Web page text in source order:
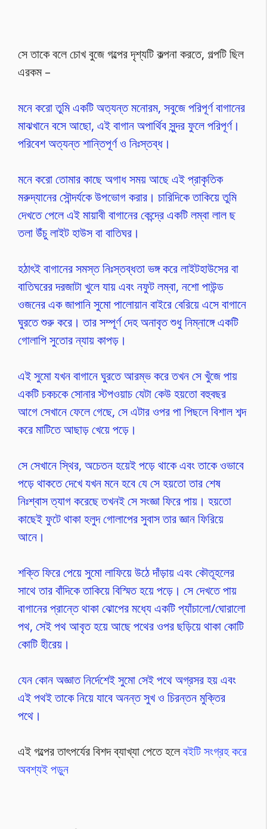
সে তাকে বলে চোখ বুজে গল্পের দৃশ্যটি কল্পনা করতে, গল্পটি ছিল
এরকম –
মনে করো তুমি একটি অত্যন্ত মনোরম, সবুজে পরিপূর্ণ বাগানের
মাঝখানে বসে আছো, এই বাগান অপার্থিব সুন্দর ফুলে পরিপূর্ণ।
পরিবেশ অত্যন্ত শান্তিপূর্ণ ও নিঃস্তব্ধ।
মনে করো তোমার কাছে অগাধ সময় আছে এই প্রাকৃতিক
মরুদ্যানের সৌন্দর্যকে উপভোগ করার। চারিদিকে তাকিয়ে তুমি
দেখতে পেলে এই মায়াবী বাগানের কেন্দ্রে একটি লম্বা লাল ছ
তলা উঁচু লাইট হাউস বা বাতিঘর।
হঠাৎই বাগানের সমস্ত নিঃস্তব্ধতা ভঙ্গ করে লাইটহাউসের বা
বাতিঘরের দরজাটা খুলে যায় এবং নফুট লম্বা, নশো পাউন্ড
ওজনের এক জাপানি সুমো পালোয়ান বাইরে বেরিয়ে এসে বাগানে
ঘুরতে শুরু করে। তার সম্পূর্ণ দেহ অনাবৃত শুধু নিম্নাঙ্গে একটি
গোলাপি সুতোর ন্যায় কাপড়।
এই সুমো যখন বাগানে ঘুরতে আরম্ভ করে তখন সে খুঁজে পায়
একটি চকচকে সোনার স্টপওয়াচ যেটা কেউ হয়তো বহুবছর
আগে সেখানে ফেলে গেছে, সে এটার ওপর পা পিছলে বিশাল শব্দ
করে মাটিতে আছাড় খেয়ে পড়ে।
সে সেখানে স্থির, অচেতন হয়েই পড়ে থাকে এবং তাকে ওভাবে
পড়ে থাকতে দেখে যখন মনে হবে যে সে হয়তো তার শেষ
নিঃশ্বাস ত্যাগ করেছে তখনই সে সংজ্ঞা ফিরে পায়। হয়তো
কাছেই ফুটে থাকা হলুদ গোলাপের সুবাস তার জ্ঞান ফিরিয়ে
আনে।
শক্তি ফিরে পেয়ে সুমো লাফিয়ে উঠে দাঁড়ায় এবং কৌতূহলের
সাথে তার বাঁদিকে তাকিয়ে বিস্মিত হয়ে পড়ে। সে দেখতে পায়
বাগানের প্রান্তে থাকা ঝোপের মধ্যে একটি প্যাঁচালো/ঘোরালো
পথ, সেই পথ আবৃত হয়ে আছে পথের ওপর ছড়িয়ে থাকা কোটি
কোটি হীরেয়।
যেন কোন অজ্ঞাত নির্দেশেই সুমো সেই পথে অগ্রসর হয় এবং
এই পথই তাকে নিয়ে যাবে অনন্ত সুখ ও চিরন্তন মুক্তির
পথে।
এই গল্পের তাৎপর্যের বিশদ ব্যাখ্যা পেতে হলেবইটি সংগ্রহ করে
অবশ্যই পড়ুন